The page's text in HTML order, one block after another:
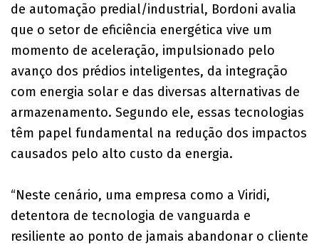
de automação predial/industrial, Bordoni avalia
que o setor de eficiência energética vive um
momento de aceleração, impulsionado pelo
avanço dos prédios inteligentes, da integração
com energia solar e das diversas alternativas de
armazenamento. Segundo ele, essas tecnologias
têm papel fundamental na redução dos impactos
causados pelo alto custo da energia.
“Neste cenário, uma empresa como a Viridi,
detentora de tecnologia de vanguarda e
resiliente ao ponto de jamais abandonar o cliente